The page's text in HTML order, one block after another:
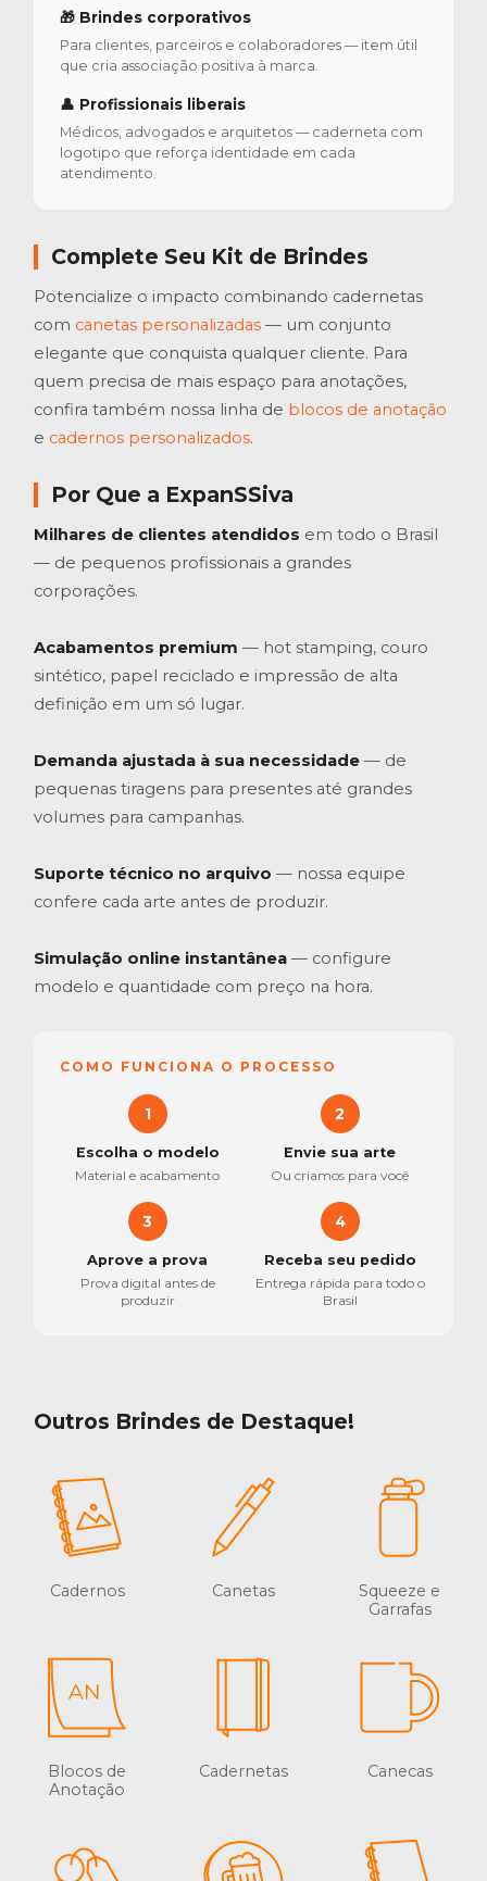
🎁 Brindes corporativos
Para clientes, parceiros e colaboradores — item útil
que cria associação positiva à marca.
👤 Profissionais liberais
Médicos, advogados e arquitetos — caderneta com
logotipo que reforça identidade em cada
atendimento.
Complete Seu Kit de Brindes
Potencialize o impacto combinando cadernetas
com canetas personalizadas — um conjunto
elegante que conquista qualquer cliente. Para
quem precisa de mais espaço para anotações,
confira também nossa linha de blocos de anotação
e cadernos personalizados.
Por Que a ExpanSSiva
Milhares de clientes atendidos em todo o Brasil
— de pequenos profissionais a grandes
corporações.
Acabamentos premium — hot stamping, couro
sintético, papel reciclado e impressão de alta
definição em um só lugar.
Demanda ajustada à sua necessidade — de
pequenas tiragens para presentes até grandes
volumes para campanhas.
Suporte técnico no arquivo — nossa equipe
confere cada arte antes de produzir.
Simulação online instantânea — configure
modelo e quantidade com preço na hora.
COMO FUNCIONA O PROCESSO
1
Escolha o modelo
Material e acabamento
2
Envie sua arte
Ou criamos para você
3
Aprove a prova
Prova digital antes de
produzir
4
Receba seu pedido
Entrega rápida para todo o
Brasil
Outros Brindes de Destaque!
Cadernos Canetas
Squeeze e
Garrafas
Blocos de
Anotação
Cadernetas Canecas